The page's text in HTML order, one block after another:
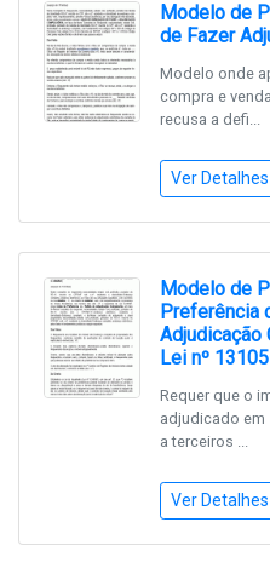
Modelo de
de Fazer
Modelo onde
compra e
recusa a defi...
Ver Detalhes
Modelo de
Preferência
Adjudicação
Lei nº
Requer que o
adjudicado em
a terceiros ...
Ver Detalhes